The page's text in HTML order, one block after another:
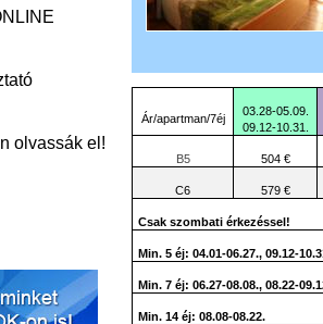
Ár/apartman/7éj
03.28-05.09.
09.12-10.31.
B5 504 €
C6 579 €
Csak szombati érkezéssel!
Min. 5 éj: 04.01-06.27., 09.12-
Min. 7 éj: 06.27-08.08., 08.22-
Min. 14 éj: 08.08-08.22.
olvassák el!